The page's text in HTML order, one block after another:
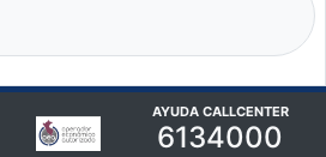
AYUDA CALLCENTER
6134000